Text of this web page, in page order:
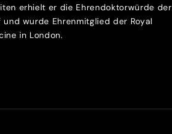
erhielt er die Ehrendoktorwürde der
und wurde Ehrenmitglied der Royal
in London.